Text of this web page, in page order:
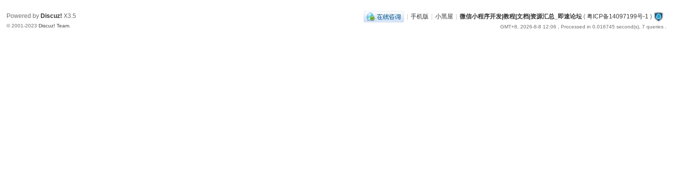
| 手机版 | 小黑屋 | 微信小程序开发|教程|文档|资源汇总_即速论坛( 粤ICP备14097199号-1 )
GMT+8, 2026-8-8 12:06 , Processed in 0.016745 second(s), 7 queries .
Powered by Discuz! X3.5
© 2001-2023Discuz! Team